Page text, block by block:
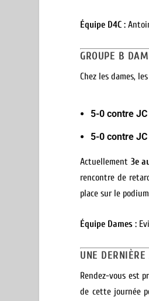
Équipe D4C :
GROUPE B
Chez les dames,
5-0 contre
5-0 contre
Actuellement 3e
rencontre de
place sur le
Équipe Dames :
UNE DERNIÈRE
Rendez-vous est
de cette journée